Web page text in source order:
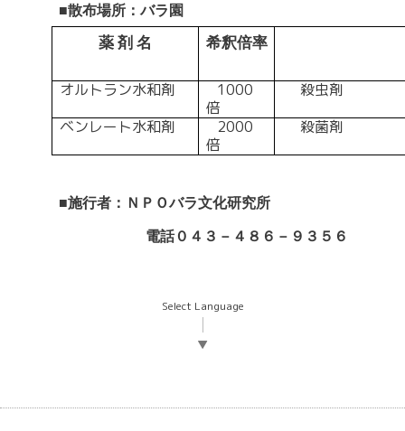
■散布場所：バラ園
薬 剤 名 希釈倍率
オルトラン水和剤
1000
倍
殺虫剤
ベンレート水和剤
2000
倍
殺菌剤
■施行者：ＮＰＯバラ文化研究所
電話０４３－４８６－９３５６
Select Language
▼